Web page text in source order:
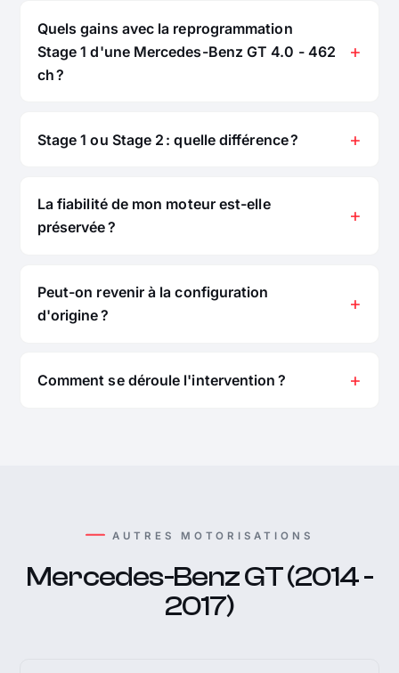
Quels gains avec la reprogrammation
Stage 1 d'une Mercedes-Benz GT 4.0 - 462
ch ?
Stage 1 ou Stage 2 : quelle différence ?
La fiabilité de mon moteur est-elle
préservée ?
Peut-on revenir à la configuration
d'origine ?
Comment se déroule l'intervention ?
AUTRES MOTORISATIONS
Mercedes-Benz GT (2014 -
2017)